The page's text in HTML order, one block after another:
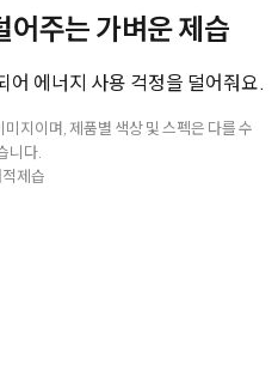
어주는 가벼운 제습
어 에너지 사용 걱정을 덜어줘요.
지이며, 제품별 색상 및 스펙은 다를 수
니다.
제습